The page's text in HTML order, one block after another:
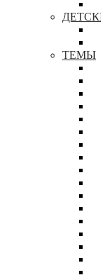
ТЕМЫ